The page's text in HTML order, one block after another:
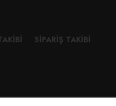
SIPARIŞ TAKIBI